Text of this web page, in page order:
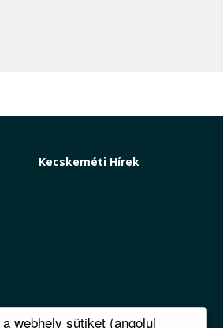
webhely sütiket (angolul
Kecskeméti Hírek